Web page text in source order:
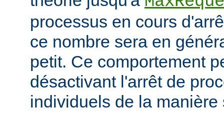
processus en cours
ce nombre sera en
petit. Ce comportement
désactivant l'arrêt de
individuels de la manière